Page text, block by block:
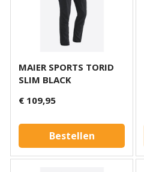
MAIER SPORTS TORID
SLIM BLACK
€ 109,95
Bestellen